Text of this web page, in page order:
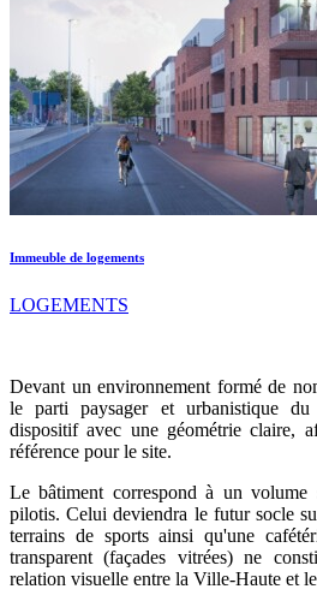
Immeuble de logements
LOGEMENTS
Devant un environnement formé de
le parti paysager et urbanistique
dispositif avec une géométrie claire,
référence pour le site.
Le bâtiment correspond à un
pilotis. Celui deviendra le futur socle
terrains de sports ainsi qu'une
transparent (façades vitrées) ne
relation visuelle entre la Ville-Haute et